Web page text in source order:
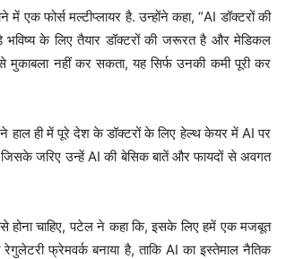
फोर्स मल्टीप्लायर है. उन्होंने कहा, “AI डॉक्टरों की
के लिए तैयार डॉक्टरों की जरूरत है और मेडिकल
नहीं कर सकता, यह सिर्फ उनकी कमी पूरी कर
ही में पूरे देश के डॉक्टरों के लिए हेल्थ केयर में AI पर
जरिए उन्हें AI की बेसिक बातें और फायदों से अवगत
होना चाहिए, पटेल ने कहा कि, इसके लिए हमें एक मजबूत
फ्रेमवर्क बनाया है, ताकि AI का इस्तेमाल नैतिक